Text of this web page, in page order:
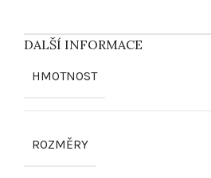
DALŠÍ INFORMACE
HMOTNOST
ROZMĚRY